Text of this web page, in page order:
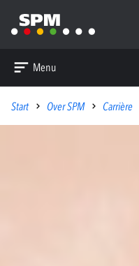
Menu
Start Over SPM Carrière